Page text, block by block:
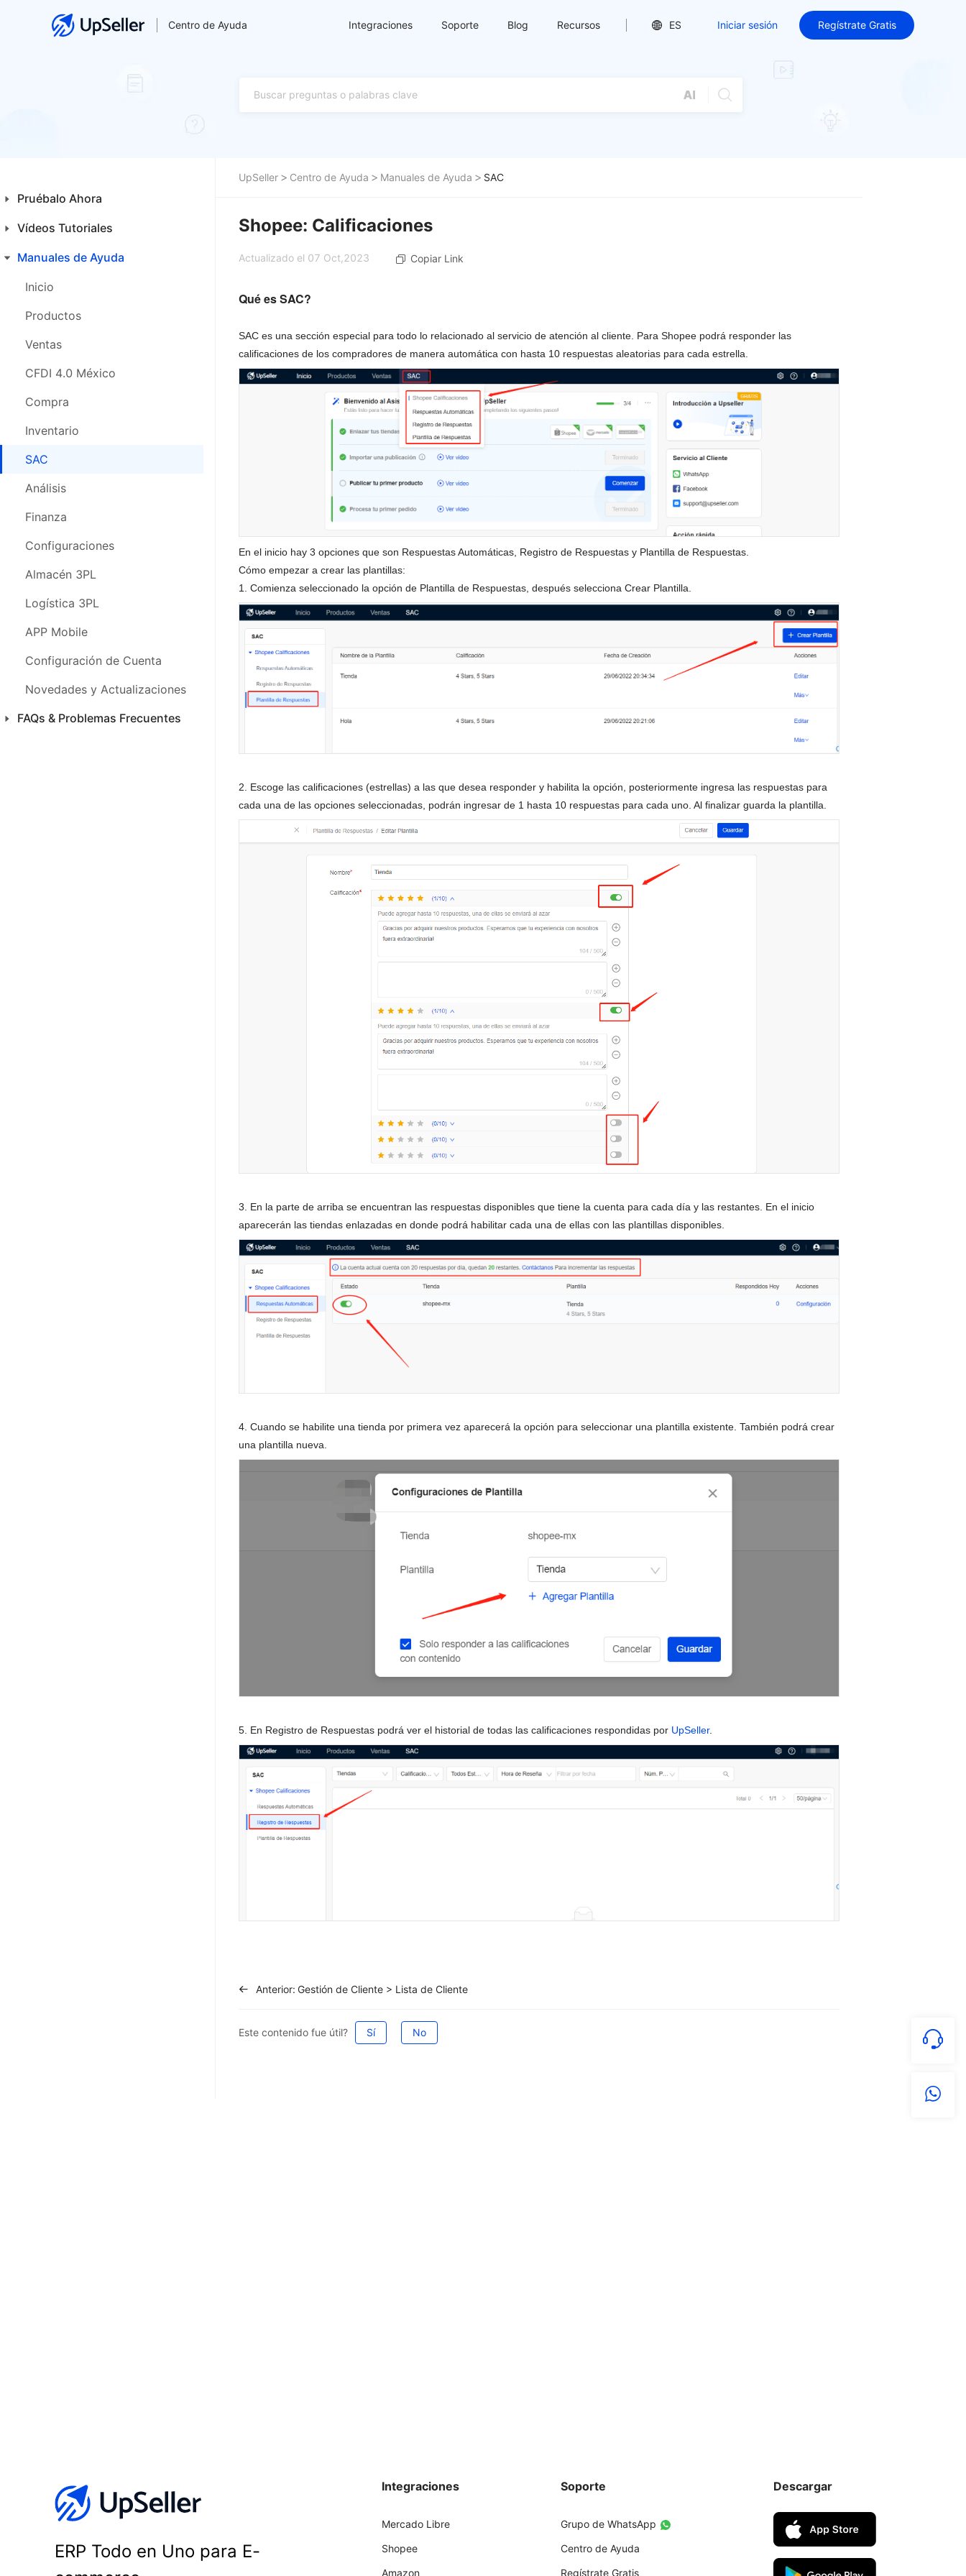
Centro de Ayuda Integraciones Soporte Blog Recursos ES Iniciar sesión Regístrate Gratis
Pruébalo Ahora
Guía para Principiantes
Primeros Pasos
Funcionalidades Especiales
Vídeos Tutoriales
Inicio
Productos
Ventas
CFDI 4.0 México
Compras
Inventario
SAC
Análisis
Finanza
Configuraciones
Almacén 3PL
Logística 3PL
APP Movil
Webinars
FAQs & Problemas Frecuentes
Manuales de Ayuda
Inicio
Productos
Ventas
CFDI 4.0 México
Compra
Inventario
SAC
Análisis
Finanza
Configuraciones
Almacén 3PL
Logística 3PL
APP Mobile
Configuración de Cuenta
Novedades y Actualizaciones
FAQs & Problemas Frecuentes
UpSeller Centro de Ayuda Manuales de Ayuda SAC
Shopee: Calificaciones
Actualizado el 07 Oct,2023 Copiar Link
Qué es SAC?
SAC es una sección especial para todo lo relacionado al servicio de atención al cliente. Para Shopee podrá responder las
calificaciones de los compradores de manera automática con hasta 10 respuestas aleatorias para cada estrella.
En el inicio hay 3 opciones que son Respuestas Automáticas, Registro de Respuestas y Plantilla de Respuestas.
Cómo empezar a crear las plantillas:
1. Comienza seleccionado la opción de Plantilla de Respuestas, después selecciona Crear Plantilla.
2. Escoge las calificaciones (estrellas) a las que desea responder y habilita la opción, posteriormente ingresa las respuestas para
cada una de las opciones seleccionadas, podrán ingresar de 1 hasta 10 respuestas para cada uno. Al finalizar guarda la plantilla.
3. En la parte de arriba se encuentran las respuestas disponibles que tiene la cuenta para cada día y las restantes. En el inicio
aparecerán las tiendas enlazadas en donde podrá habilitar cada una de ellas con las plantillas disponibles.
4. Cuando se habilite una tienda por primera vez aparecerá la opción para seleccionar una plantilla existente. También podrá crear
una plantilla nueva.
5. En Registro de Respuestas podrá ver el historial de todas las calificaciones respondidas por UpSeller.
Anterior: Gestión de Cliente > Lista de Cliente
Este contenido fue útil? Sí No
ERP Todo en Uno para E-
Integraciones
Mercado Libre
Shopee
Amazon
Soporte
Grupo de WhatsApp
Centro de Ayuda
Regístrate Gratis
Descargar